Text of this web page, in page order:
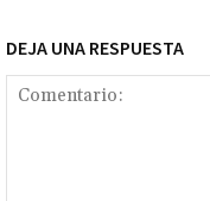
DEJA UNA RESPUESTA